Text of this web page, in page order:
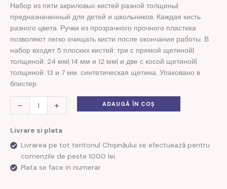
Набор из пяти акриловых кистей разной толщины|
предназначенный для детей и школьников. Каждая кисть
разного цвета. Ручки из прозрачного прочного пластика
позволяют легко очищать кисти после окончания работы. В
набор входят 5 плоских кистей: три с прямой щетиной|
толщиной: 24 мм| 14 мм и 12 мм| и две с косой щетиной|
толщиной: 13 и 7 мм. синтетическая щетина. Упаковано в
блистер.
- + ADAUGĂ ÎN COȘ
Livrare si plata
Livrarea pe tot teritoriul Chișinăului se efectuează pentru
comenzile de peste 1000 lei.
Plata se face in numerar